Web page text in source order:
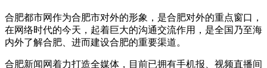
合肥都市网作为合肥市对外的形象，是合肥对外的重点窗口，
在网络时代的今天，起着巨大的沟通交流作用，是全国乃至海
内外了解合肥、进而建设合肥的重要渠道。
合肥新闻网着力打造全媒体，目前已拥有手机报、视频直播间